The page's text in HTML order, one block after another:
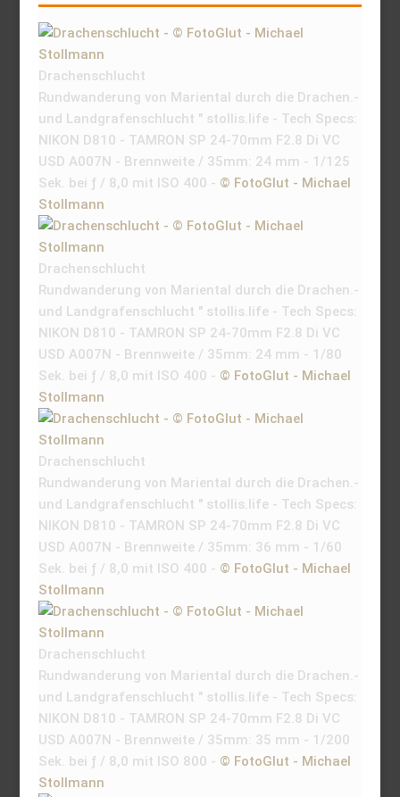
Drachenschlucht
Rundwanderung von Mariental durch die Drachen.-
und Landgrafenschlucht " stollis.life - Tech Specs:
NIKON D810 - TAMRON SP 24-70mm F2.8 Di VC
USD A007N - Brennweite / 35mm: 24 mm - 1/125
Sek. bei ƒ / 8,0 mit ISO 400 - © FotoGlut - Michael
Stollmann
Drachenschlucht
Rundwanderung von Mariental durch die Drachen.-
und Landgrafenschlucht " stollis.life - Tech Specs:
NIKON D810 - TAMRON SP 24-70mm F2.8 Di VC
USD A007N - Brennweite / 35mm: 24 mm - 1/80
Sek. bei ƒ / 8,0 mit ISO 400 - © FotoGlut - Michael
Stollmann
Drachenschlucht
Rundwanderung von Mariental durch die Drachen.-
und Landgrafenschlucht " stollis.life - Tech Specs:
NIKON D810 - TAMRON SP 24-70mm F2.8 Di VC
USD A007N - Brennweite / 35mm: 36 mm - 1/60
Sek. bei ƒ / 8,0 mit ISO 400 - © FotoGlut - Michael
Stollmann
Drachenschlucht
Rundwanderung von Mariental durch die Drachen.-
und Landgrafenschlucht " stollis.life - Tech Specs:
NIKON D810 - TAMRON SP 24-70mm F2.8 Di VC
USD A007N - Brennweite / 35mm: 35 mm - 1/200
Sek. bei ƒ / 8,0 mit ISO 800 - © FotoGlut - Michael
Stollmann